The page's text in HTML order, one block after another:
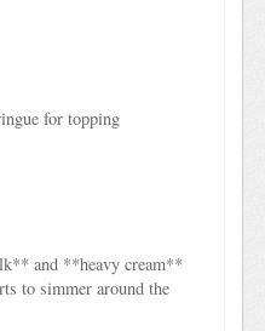
for topping
and **heavy cream**
to simmer around the